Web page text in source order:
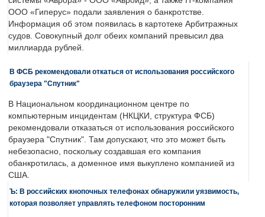
ООО «Гиперус» подали заявления о банкротстве.
Информация об этом появилась в картотеке Арбитражных
судов. Совокупный долг обеих компаний превысил два
миллиарда рублей.
В ФСБ рекомендовали откаться от использования российского
браузера "Спутник"
В Национальном координационном центре по
компьютерным инцидентам (НКЦКИ, структура ФСБ)
рекомендовали отказаться от использования российского
браузера "Спутник". Там допускают, что это может быть
небезопасно, поскольку создавшая его компания
обанкротилась, а доменное имя выкуплено компанией из
США.
Ъ: В российских кнопочных телефонах обнаружили уязвимость,
которая позволяет управлять телефоном посторонним